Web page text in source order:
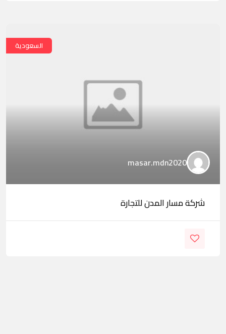
السعودية
masar.mdn2020
شركة مسار المدن للتجارة